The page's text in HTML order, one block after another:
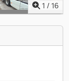
1 / 16